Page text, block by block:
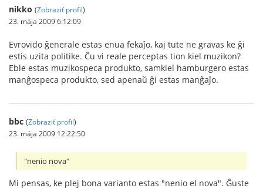
nikko (Zobraziť profil)
23. mája 2009 6:12:09
Evrovido ĝenerale estas enua fekaĵo, kaj tute ne gravas ke ĝi
estis uzita politike. Ĉu vi reale perceptas tion kiel muzikon?
Eble estas muzikospeca produkto, samkiel hamburgero estas
manĝospeca produkto, sed apenaŭ ĝi estas manĝaĵo.
bbc (Zobraziť profil)
23. mája 2009 12:22:50
"nenio nova"
Mi pensas, ke plej bona varianto estas "nenio el nova". Ĝuste